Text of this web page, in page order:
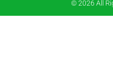
© 2026 All